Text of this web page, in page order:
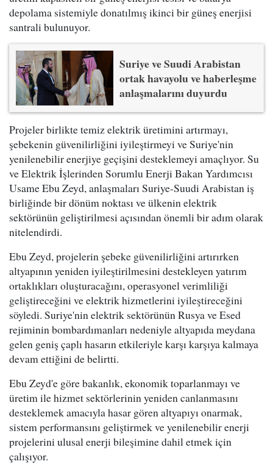
depolama sistemiyle donatılmış ikinci bir güneş enerjisi
santrali bulunuyor.
Suriye ve Suudi Arabistan
ortak havayolu ve haberleşme
anlaşmalarını duyurdu
Projeler birlikte temiz elektrik üretimini artırmayı,
şebekenin güvenilirliğini iyileştirmeyi ve Suriye'nin
yenilenebilir enerjiye geçişini desteklemeyi amaçlıyor. Su
ve Elektrik İşlerinden Sorumlu Enerji Bakan Yardımcısı
Usame Ebu Zeyd, anlaşmaları Suriye-Suudi Arabistan iş
birliğinde bir dönüm noktası ve ülkenin elektrik
sektörünün geliştirilmesi açısından önemli bir adım olarak
nitelendirdi.
Ebu Zeyd, projelerin şebeke güvenilirliğini artırırken
altyapının yeniden iyileştirilmesini destekleyen yatırım
ortaklıkları oluşturacağını, operasyonel verimliliği
geliştireceğini ve elektrik hizmetlerini iyileştireceğini
söyledi. Suriye'nin elektrik sektörünün Rusya ve Esed
rejiminin bombardımanları nedeniyle altyapıda meydana
gelen geniş çaplı hasarın etkileriyle karşı karşıya kalmaya
devam ettiğini de belirtti.
Ebu Zeyd'e göre bakanlık, ekonomik toparlanmayı ve
üretim ile hizmet sektörlerinin yeniden canlanmasını
desteklemek amacıyla hasar gören altyapıyı onarmak,
sistem performansını geliştirmek ve yenilenebilir enerji
projelerini ulusal enerji bileşimine dahil etmek için
çalışıyor.